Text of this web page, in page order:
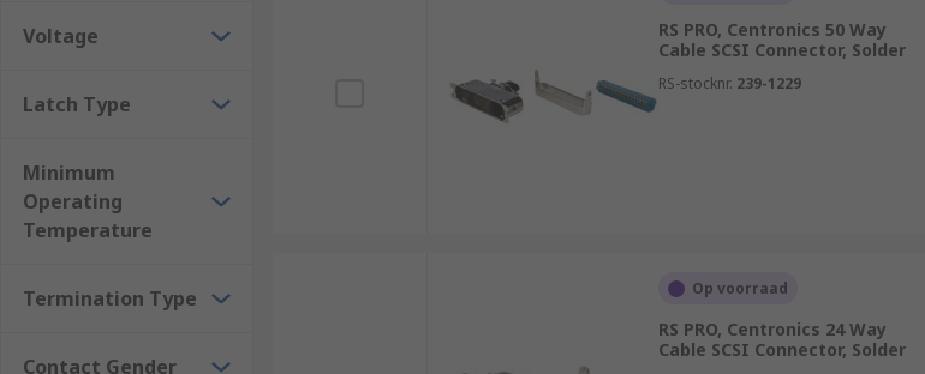
Voltage
Latch Type
Minimum
Operating
Temperature
Termination Type
Contact Gender
RS PRO, Centronics 50 Way
Cable SCSI Connector, Solder
RS-stocknr. 239-1229
Op voorraad
RS PRO, Centronics 24 Way
Cable SCSI Connector, Solder